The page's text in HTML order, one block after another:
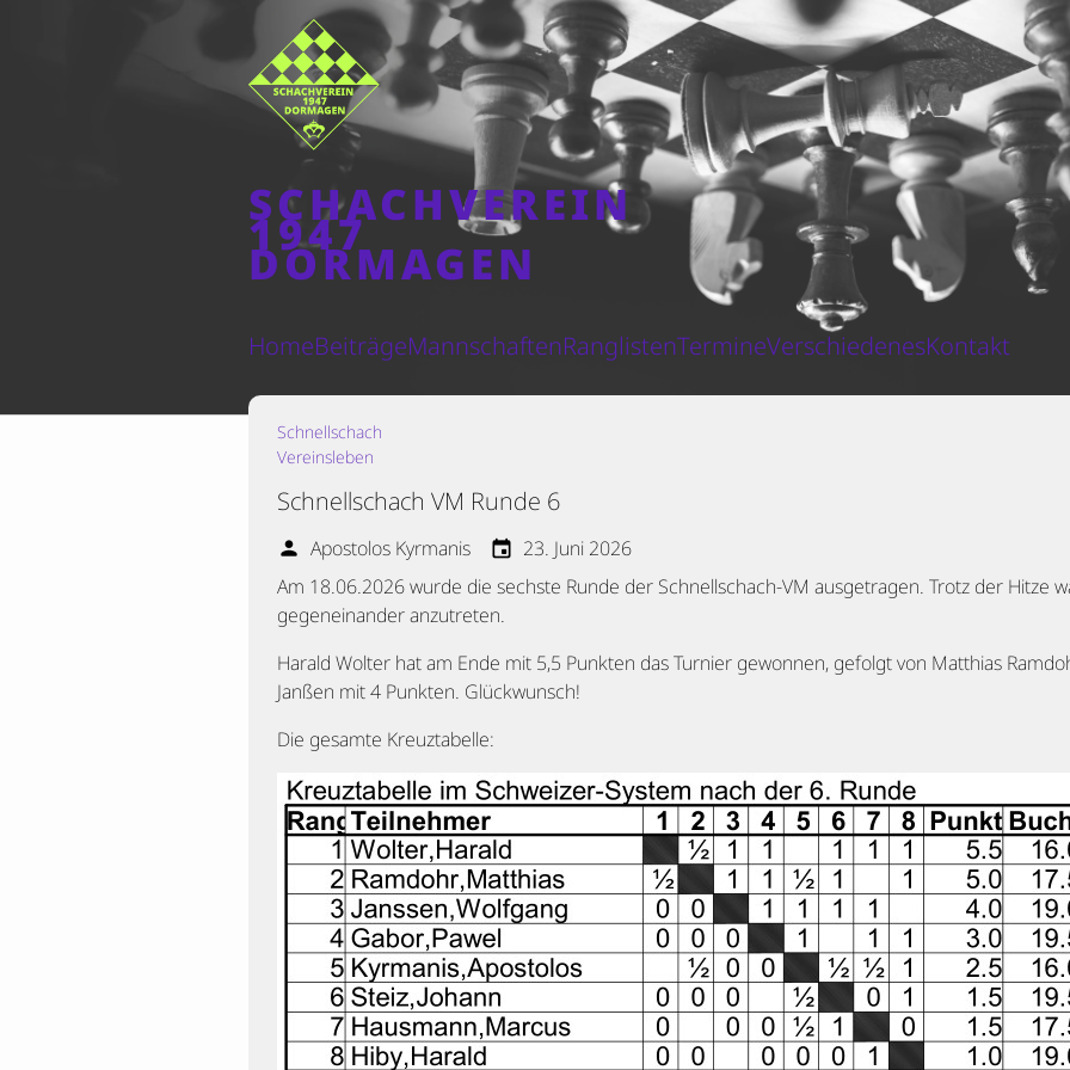
SCHACHVEREIN
1947
DORMAGEN
HomeBeiträgeMannschaftenRanglistenTermineVerschiedenesKontakt
Schnellschach
Vereinsleben
Schnellschach VM Runde 6
person Apostolos Kyrmanis event 23. Juni 2026
Am 18.06.2026 wurde die sechste Runde der Schnellschach-VM ausgetragen. Trotz der Hitze
gegeneinander anzutreten.
Harald Wolter hat am Ende mit 5,5 Punkten das Turnier gewonnen, gefolgt von Matthias
Janßen mit 4 Punkten. Glückwunsch!
Die gesamte Kreuztabelle: